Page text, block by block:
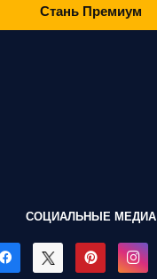
Стань Премиум
СОЦИАЛЬНЫЕ МЕДИА